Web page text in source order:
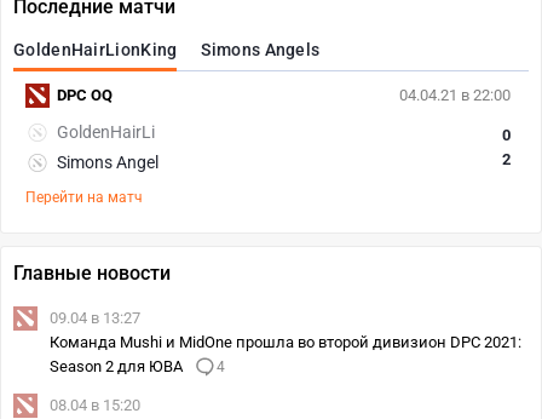
Последние матчи
GoldenHairLionKing Simons Angels
04.04.21 в 22:00
GoldenHairLi
Simons Angel
0
2
Перейти на матч
DPC OQ
Главные новости
09.04 в 13:27
Команда Mushi и MidOne прошла во второй дивизион DPC 2021:
Season 2 для ЮВА
4
08.04 в 15:20